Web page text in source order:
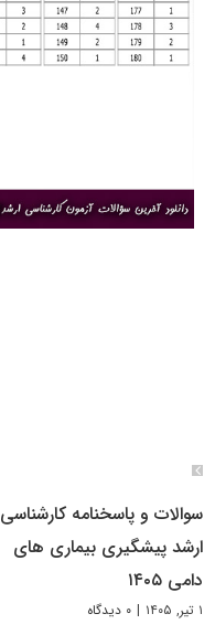
سوالات و پاسخنامه کارشناسی
ارشد پیشگیری بیماری های
دامی ۱۴۰۵
۱ تیر, ۱۴۰۵ | ۰ دیدگاه